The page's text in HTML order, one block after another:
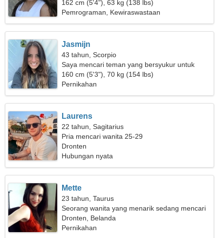
162 cm (5'4"), 63 kg (138 lbs)
Pemrograman, Kewiraswastaan
Jasmijn
43 tahun, Scorpio
Saya mencari teman yang bersyukur untuk
mendaki
160 cm (5'3"), 70 kg (154 lbs)
Pernikahan
Laurens
22 tahun, Sagitarius
Pria mencari wanita 25-29
Dronten
Hubungan nyata
Mette
23 tahun, Taurus
Seorang wanita yang menarik sedang mencari
hubungan
Dronten, Belanda
Pernikahan